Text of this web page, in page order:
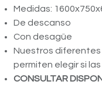
Medidas:
De descanso
Con desagüe
Nuestros diferentes
permiten elegir si
CONSULTAR